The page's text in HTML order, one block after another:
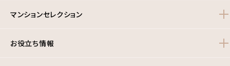
マンションセレクション
お役立ち情報